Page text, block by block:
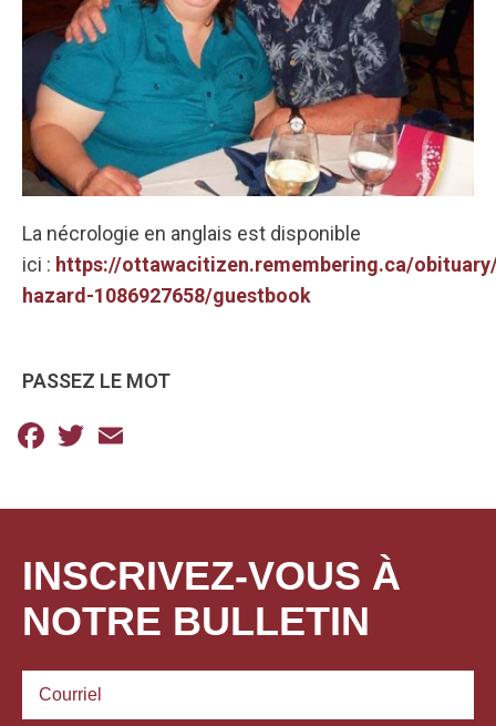
La nécrologie en anglais est disponible
ici : https://ottawacitizen.remembering.ca/
hazard-1086927658/guestbook
PASSEZ LE MOT
Facebook
Twitter
INSCRIVEZ-VOUS À
NOTRE BULLETIN